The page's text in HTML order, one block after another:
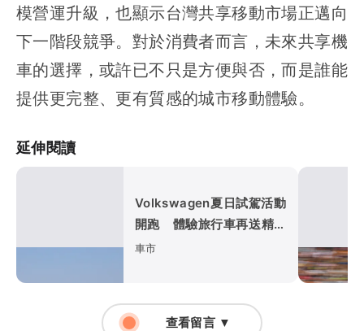
模營運升級，也顯示台灣共享移動市場正邁向
下一階段競爭。對於消費者而言，未來共享機
車的選擇，或許已不只是方便與否，而是誰能
提供更完整、更有質感的城市移動體驗。
延伸閱讀
Volkswagen夏日試駕活動
開跑 體驗旅行車再送精品
咖啡卡
車市
查看留言 ▼